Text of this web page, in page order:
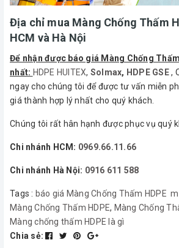
Địa chỉ mua Màng Chống Thấm
HCM và Hà Nội
Để nhận được báo giá Màng Chống
nhất: HDPE HUITEX, Solmax, HDPE GSE ,
ngay cho chúng tôi để được tư vấn miễn
giá thành hợp lý nhất cho quý khách.
Chúng tôi rất hân hạnh được phục vụ quý
Chi nhánh HCM: 0969.66.11.66
Chi nhánh Hà Nội: 0916 611 588
Tags : báo giá Màng Chống Thấm HDPE
Màng Chống Thấm HDPE, Màng Chống
Màng chống thấm HDPE là gì
Chia sẻ: